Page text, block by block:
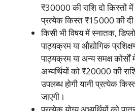
₹30000 की राशि दो किस्तों में
प्रत्येक किस्त ₹15000 की दी
किसी भी विषय में स्नातक,
पाठ्यक्रम या औद्योगिक
पाठ्यक्रम या अन्य समक्ष
अभ्यर्थियों को ₹20000 की
उपलब्ध होगी यानी प्रत्येक
जाएगी।